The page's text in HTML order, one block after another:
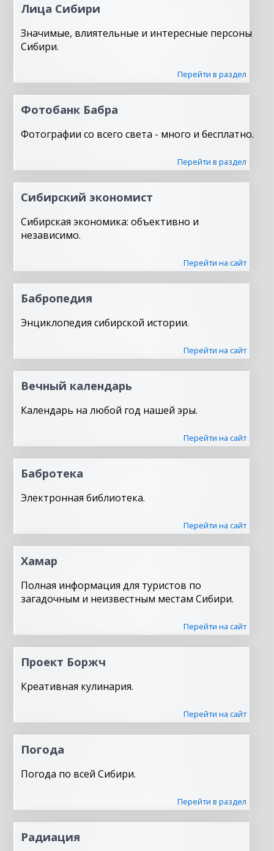
Лица Сибири
Значимые, влиятельные и интересные персоны
Сибири.
Перейти в раздел
Фотобанк Бабра
Фотографии со всего света - много и бесплатно.
Перейти в раздел
Сибирский экономист
Сибирская экономика: объективно и
независимо.
Перейти на сайт
Бабропедия
Энциклопедия сибирской истории.
Перейти на сайт
Вечный календарь
Календарь на любой год нашей эры.
Перейти на сайт
Бабротека
Электронная библиотека.
Перейти на сайт
Хамар
Полная информация для туристов по
загадочным и неизвестным местам Сибири.
Перейти на сайт
Проект Боржч
Креативная кулинария.
Перейти на сайт
Погода
Погода по всей Сибири.
Перейти в раздел
Радиация